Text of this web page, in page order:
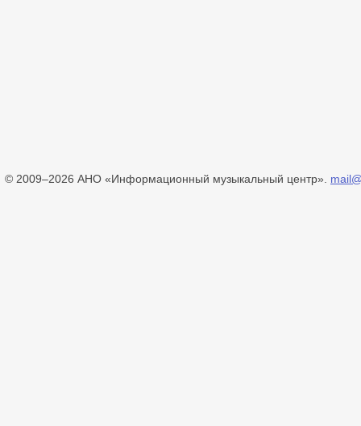
© 2009–2026 АНО «Информационный музыкальный центр».